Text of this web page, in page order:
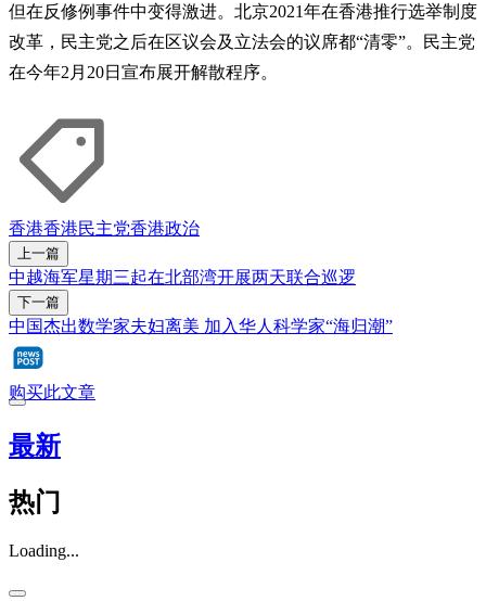
但在反修例事件中变得激进。北京2021年在香港推行选举制度
改革，民主党之后在区议会及立法会的议席都“清零”。民主党
在今年2月20日宣布展开解散程序。
香港香港民主党香港政治
上一篇
中越海军星期三起在北部湾开展两天联合巡逻
下一篇
中国杰出数学家夫妇离美 加入华人科学家“海归潮”
购买此文章
最新
热门
Loading...